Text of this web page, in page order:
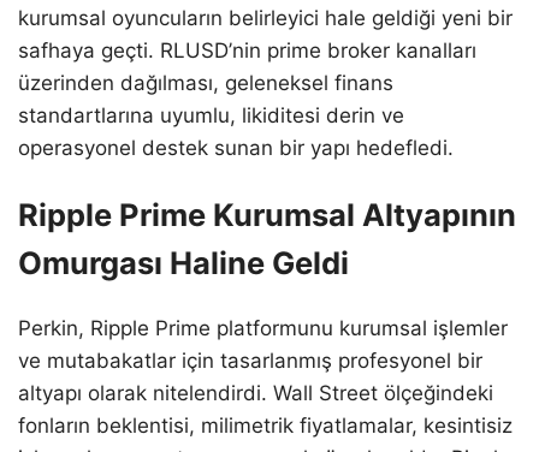
kurumsal oyuncuların belirleyici hale geldiği yeni bir
safhaya geçti. RLUSD’nin prime broker kanalları
üzerinden dağılması, geleneksel finans
standartlarına uyumlu, likiditesi derin ve
operasyonel destek sunan bir yapı hedefledi.
Ripple Prime Kurumsal Altyapının
Omurgası Haline Geldi
Perkin, Ripple Prime platformunu kurumsal işlemler
ve mutabakatlar için tasarlanmış profesyonel bir
altyapı olarak nitelendirdi. Wall Street ölçeğindeki
fonların beklentisi, milimetrik fiyatlamalar, kesintisiz